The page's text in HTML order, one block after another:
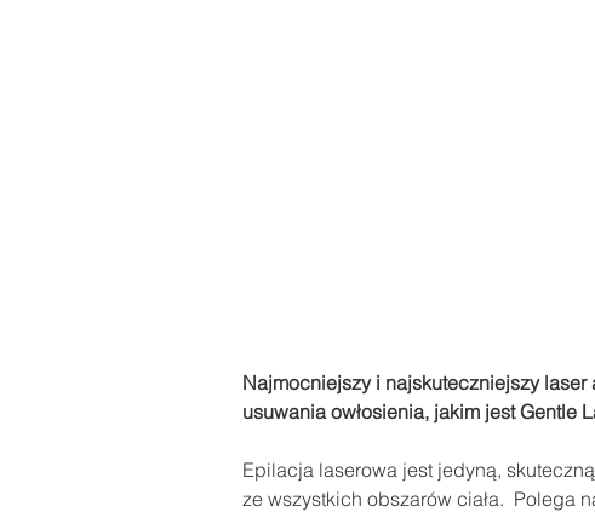
Najmocniejszy i najskuteczniejszy laser
usuwania owłosienia, jakim jest Gentle
Epilacja laserowa jest jedyną,
ze wszystkich obszarów ciała.  Polega